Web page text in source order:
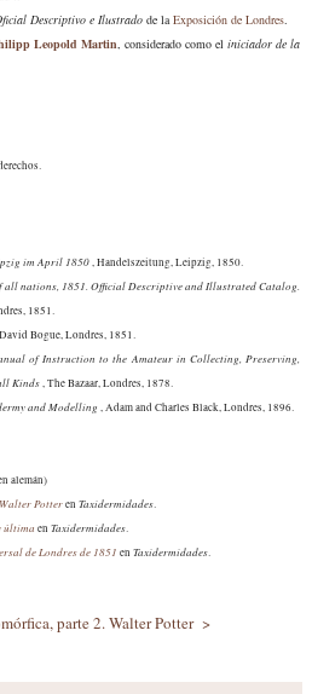
ficial Descriptivo e Ilustrado de laExposición de Londres.
Leopold Martin, considerado como el iniciador de la
im April 1850, Handelszeitung, Leipzig, 1850.
nations, 1851. Official Descriptive and Illustrated Catalog.
1851.
Bogue, Londres, 1851.
of Instruction to the Amateur in Collecting, Preserving,
Kinds, The Bazaar, Londres, 1878.
and Modelling , Adam and Charles Black, Londres, 1896.
alemán)
lter Potteren Taxidermidades.
última en Taxidermidades.
de Londres de 1851 en Taxidermidades.
parte 2. Walter Potter >